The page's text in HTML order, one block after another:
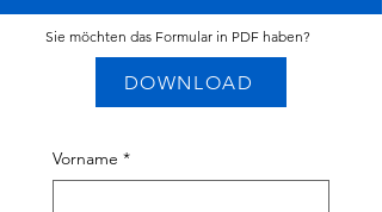
Sie möchten das Formular in PDF haben?
DOWNLOAD
Vorname *